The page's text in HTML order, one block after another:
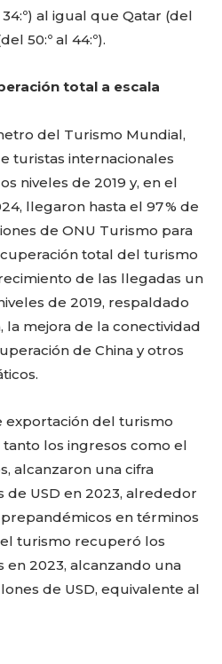
miss
up for our newsletter
al igual que Qatar (del
50:º al 44:º).
total a escala
del Turismo Mundial,
turistas internacionales
niveles de 2019 y, en el
llegaron hasta el 97 % de
de ONU Turismo para
total del turismo
de las llegadas un
de 2019, respaldado
mejora de la conectividad
de China y otros
exportación del turismo
los ingresos como el
alcanzaron una cifra
de USD en 2023, alrededor
en términos
turismo recuperó los
2023, alcanzando una
de USD, equivalente al